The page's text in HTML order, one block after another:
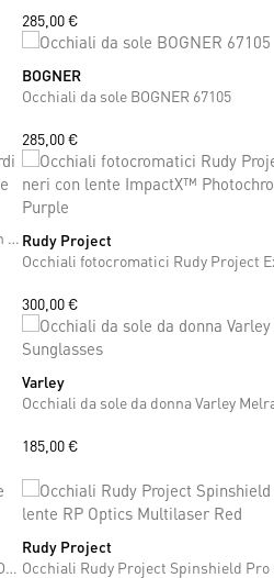
285,00 €
ONE SIZE
BOGNER
Occhiali da sole BOGNER 67105
285,00 €
Occhiali fotocromatici Rudy Project Rydon verdi con lenti ImpactX™ Photochromic 2 Laser Purple
ONE SIZE
Rudy Project
300,00 €
ONE SIZE
Varley
Occhiali da sole da donna Varley
185,00 €
Occhiali Rudy Project Spinshield Pro con lente RP Optics Multilaser Ice
ONE SIZE
Rudy Project